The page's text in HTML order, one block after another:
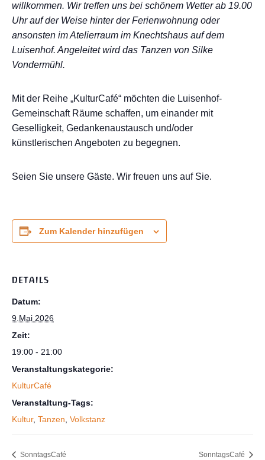
willkommen. Wir treffen uns bei schönem Wetter ab 19.00
Uhr auf der Weise hinter der Ferienwohnung oder
ansonsten im Atelierraum im Knechtshaus auf dem
Luisenhof. Angeleitet wird das Tanzen von Silke
Vondermühl.
Mit der Reihe „KulturCafé“ möchten die Luisenhof-
Gemeinschaft Räume schaffen, um einander mit
Geselligkeit, Gedankenaustausch und/oder
künstlerischen Angeboten zu begegnen.
Seien Sie unsere Gäste. Wir freuen uns auf Sie.
Zum Kalender hinzufügen
DETAILS
Datum:
9.Mai 2026
Zeit:
19:00 - 21:00
Veranstaltungskategorie:
KulturCafé
Veranstaltung-Tags:
Kultur, Tanzen Volkstanz
SonntagsCafé SonntagsCafé